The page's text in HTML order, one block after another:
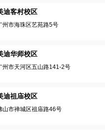
迪客村校区
州市海珠区艺苑路5号
迪华师校区
州市天河区五山路141-2号
迪祖庙校区
山市禅城区祖庙路46号